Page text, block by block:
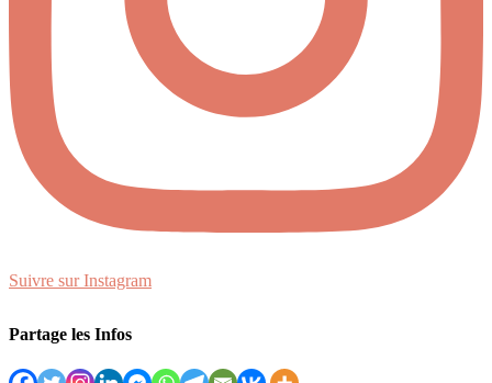
Suivre sur Instagram
Partage les Infos